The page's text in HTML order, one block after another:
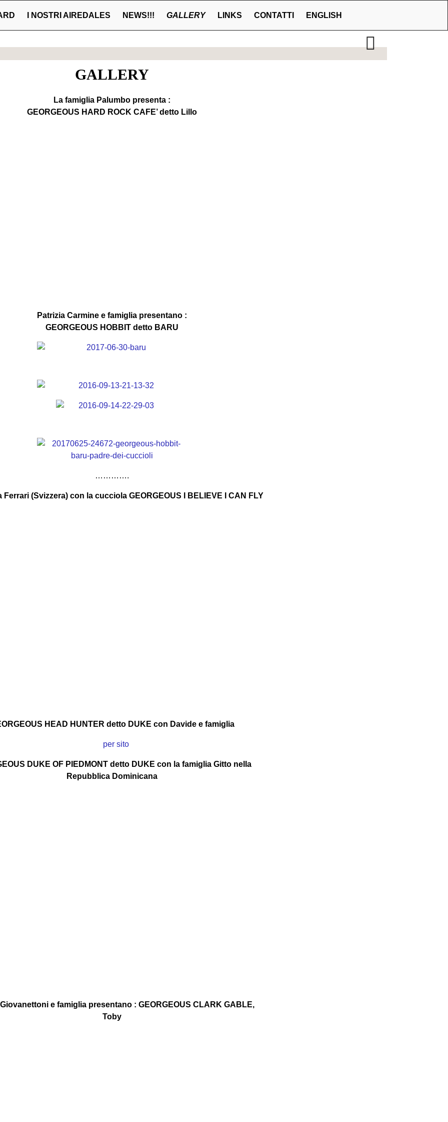
I NOSTRI AIREDALES NEWS!!! GALLERY LINKS CONTATTI ENGLISH
GALLERY
La famiglia Palumbo presenta :
GEORGEOUS HARD ROCK CAFE’ detto Lillo
Patrizia Carmine e famiglia presentano :
GEORGEOUS HOBBIT detto BARU
………….
Ferrari (Svizzera) con la cucciola GEORGEOUS I BELIEVE I CAN FLY
HEAD HUNTER detto DUKE con Davide e famiglia
DUKE OF PIEDMONT detto DUKE con la famiglia Gitto nella
Repubblica Dominicana
e famiglia presentano : GEORGEOUS CLARK GABLE,
Toby